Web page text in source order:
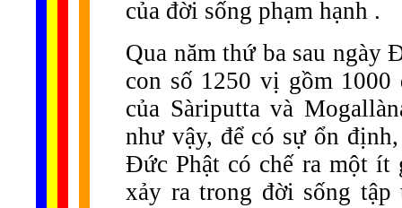
của đời sống phạm hạnh .
Qua năm thứ ba sau ngày
con số 1250 vị gồm 1000
của Sàriputta và
như vậy, để có sự ổn
Đức Phật có chế ra một ít
xảy ra trong đời sống